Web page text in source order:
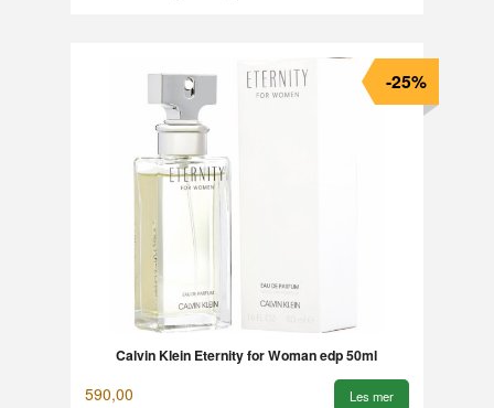
Calvin Klein Eternity for Woman edp 50ml
590,00
-25%
Les mer